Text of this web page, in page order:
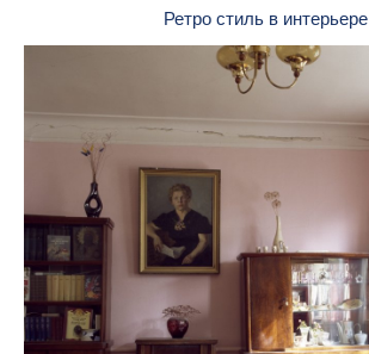
Ретро стиль в интерьере